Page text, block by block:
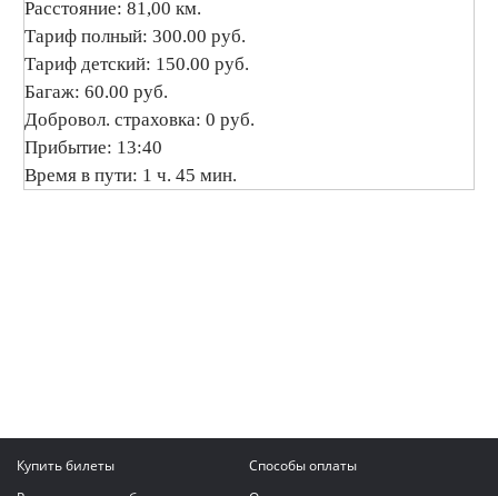
Расстояние: 81,00 км.
Тариф полный: 300.00 руб.
Тариф детский: 150.00 руб.
Багаж: 60.00 руб.
Добровол. страховка: 0 руб.
Прибытие: 13:40
Время в пути: 1 ч. 45 мин.
Купить билеты
Способы оплаты